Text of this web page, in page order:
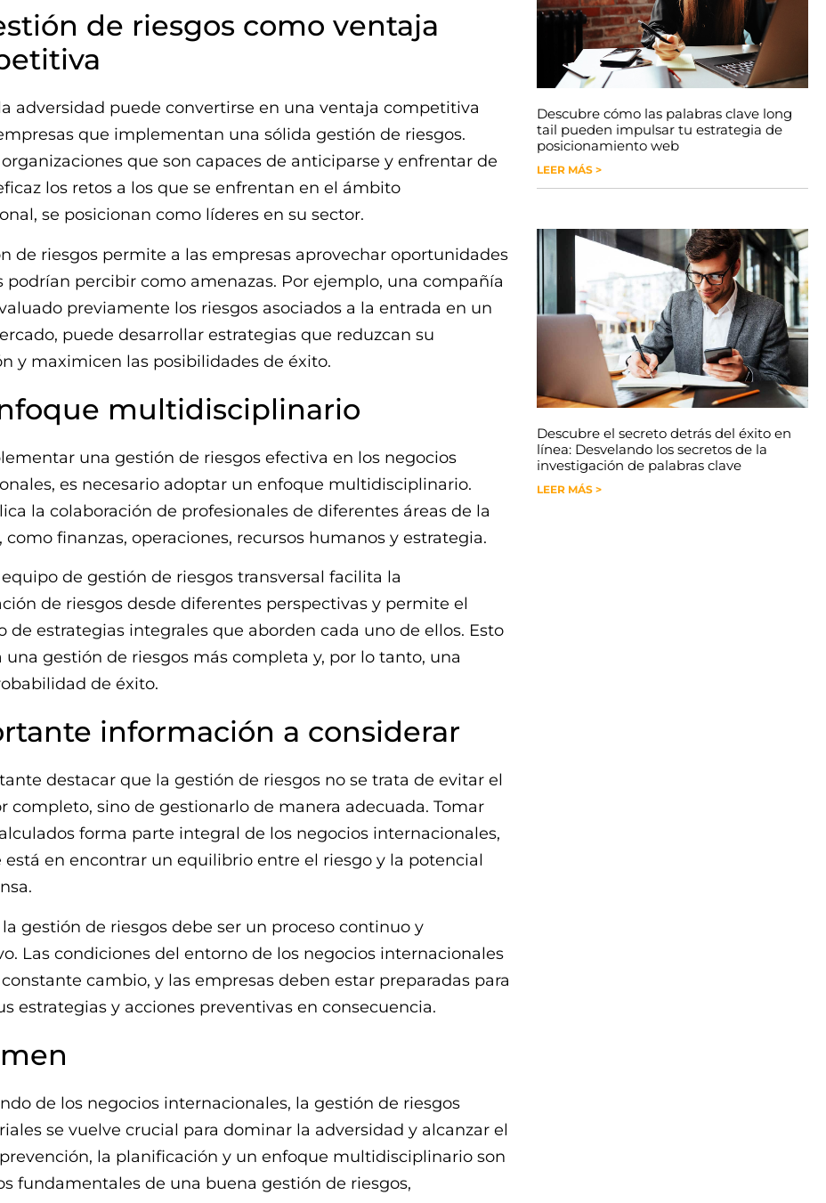
de riesgos como ventaja
adversidad puede convertirse en una ventaja competitiva
que implementan una sólida gestión de riesgos.
que son capaces de anticiparse y enfrentar de
los retos a los que se enfrentan en el ámbito
se posicionan como líderes en su sector.
de riesgos permite a las empresas aprovechar oportunidades
podrían percibir como amenazas. Por ejemplo, una compañía
previamente los riesgos asociados a la entrada en un
puede desarrollar estrategias que reduzcan su
y maximicen las posibilidades de éxito.
multidisciplinario
una gestión de riesgos efectiva en los negocios
es necesario adoptar un enfoque multidisciplinario.
la colaboración de profesionales de diferentes áreas de la
como finanzas, operaciones, recursos humanos y estrategia.
de gestión de riesgos transversal facilita la
de riesgos desde diferentes perspectivas y permite el
de estrategias integrales que aborden cada uno de ellos. Esto
una gestión de riesgos más completa y, por lo tanto, una
de éxito.
información a considerar
destacar que la gestión de riesgos no se trata de evitar el
completo, sino de gestionarlo de manera adecuada. Tomar
forma parte integral de los negocios internacionales,
está en encontrar un equilibrio entre el riesgo y la potencial
gestión de riesgos debe ser un proceso continuo y
Las condiciones del entorno de los negocios internacionales
cambio, y las empresas deben estar preparadas para
estrategias y acciones preventivas en consecuencia.
de los negocios internacionales, la gestión de riesgos
se vuelve crucial para dominar la adversidad y alcanzar el
la planificación y un enfoque multidisciplinario son
fundamentales de una buena gestión de riesgos,
Descubre cómo las palabras clave long
tail pueden impulsar tu estrategia de
posicionamiento web
LEER MÁS >
Descubre el secreto detrás del éxito en
línea: Desvelando los secretos de la
investigación de palabras clave
LEER MÁS >